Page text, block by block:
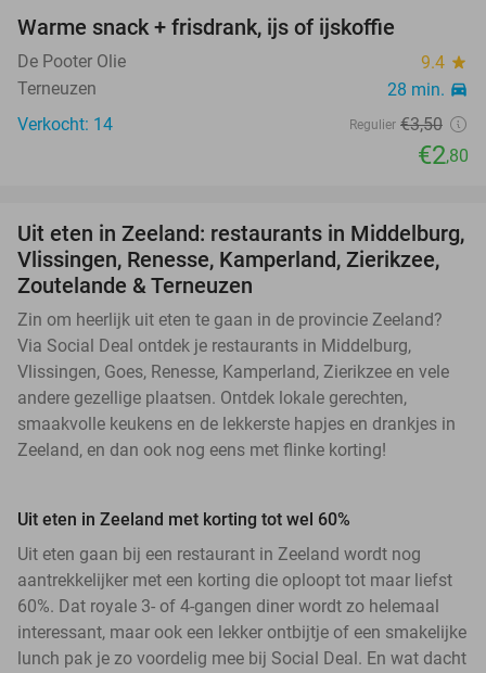
Warme snack + frisdrank, ijs of ijskoffie
De Pooter Olie 9.4 star
Terneuzen 28 min. directions_car
Verkocht: 14 Regulier €3,50
€2,80
Uit eten in Zeeland: restaurants in Middelburg,
Vlissingen, Renesse, Kamperland, Zierikzee,
Zoutelande & Terneuzen
Zin om heerlijk uit eten te gaan in de provincie Zeeland?
Via Social Deal ontdek je restaurants in Middelburg,
Vlissingen, Goes, Renesse, Kamperland, Zierikzee en vele
andere gezellige plaatsen. Ontdek lokale gerechten,
smaakvolle keukens en de lekkerste hapjes en drankjes in
Zeeland, en dan ook nog eens met flinke korting!
Uit eten in Zeeland met korting tot wel 60%
Uit eten gaan bij een restaurant in Zeeland wordt nog
aantrekkelijker met een korting die oploopt tot maar liefst
60%. Dat royale 3- of 4-gangen diner wordt zo helemaal
interessant, maar ook een lekker ontbijtje of een smakelijke
lunch pak je zo voordelig mee bij Social Deal. En wat dacht